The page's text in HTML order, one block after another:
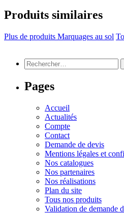
Produits similaires
Plus de produits Marquages au sol
Rechercher :
Pages
Accueil
Actualités
Compte
Contact
Demande de devis
Mentions légales et
Nos catalogues
Nos partenaires
Nos réalisations
Plan du site
Tous nos produits
Validation de demande